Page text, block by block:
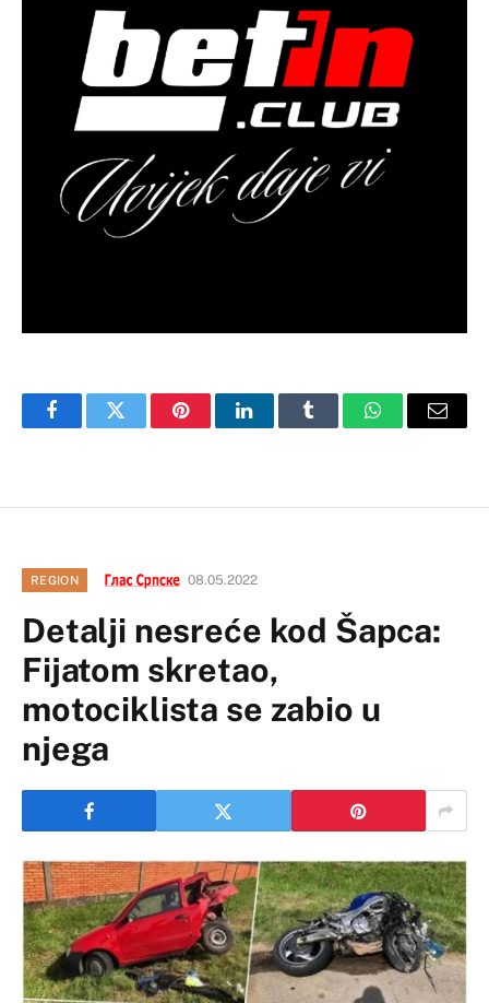
FacebookTwitter PinterestLinkedInTumblr WhatsAppEmail
REGION 08.05.2022
Detalji nesreće kod Šapca:
Fijatom skretao,
motociklista se zabio u
njega